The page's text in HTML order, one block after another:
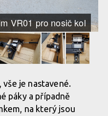
VR01 pro nosič kol
je nastavené.
páky a případně
na který jsou